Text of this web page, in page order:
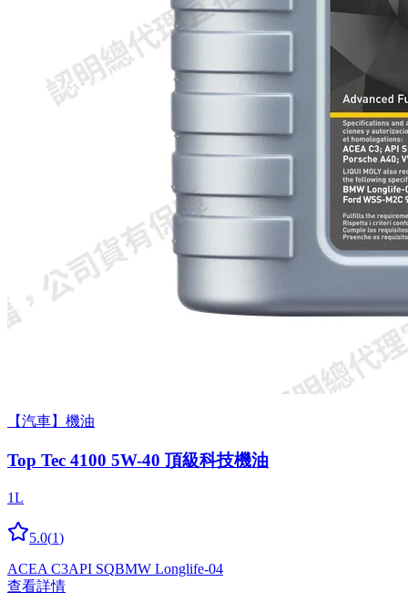
【汽車】機油
Top Tec 4100 5W-40 頂級科技機油
1L
5.0(1)
ACEA C3API SQBMW Longlife-04
查看詳情